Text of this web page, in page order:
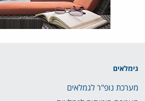
גימלאים
מערכת נופ"ר לגמלאים